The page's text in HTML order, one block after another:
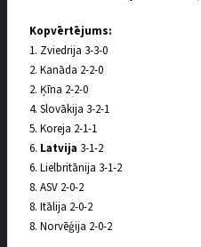
Kopvērtējums:
1. Zviedrija 3-3-0
2. Kanāda 2-2-0
2. Ķīna 2-2-0
4. Slovākija 3-2-1
5. Koreja 2-1-1
6. Latvija 3-1-2
6. Lielbritānija 3-1-2
8. ASV 2-0-2
8. Itālija 2-0-2
8. Norvēģija 2-0-2